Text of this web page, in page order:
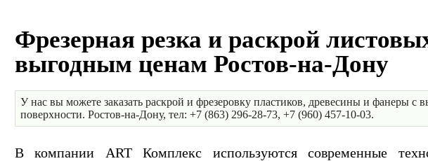
Фрезерная резка и раскрой
выгодным ценам Ростов-на-Дону
У нас вы можете заказать раскрой и фрезеровку пластиков, древесины и фанеры с
поверхности. Ростов-на-Дону, тел: +7 (863) 296-28-73, +7 (960) 457-10-03.
В компании ART Комплекс используются современные